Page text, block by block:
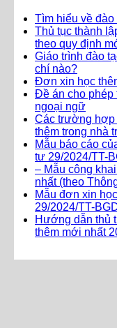
Tìm hiểu về
Thủ tục thành
theo quy định
Giáo trình đào
chí nào?
Đơn xin học
Đề án cho phép
ngoại ngữ
Các trường
thêm trong nhà
Mẫu báo cáo
tư 29/2024/TT-
– Mẫu công
nhất (theo
Mẫu đơn xin
29/2024/TT-
Hướng dẫn thủ
thêm mới nhất